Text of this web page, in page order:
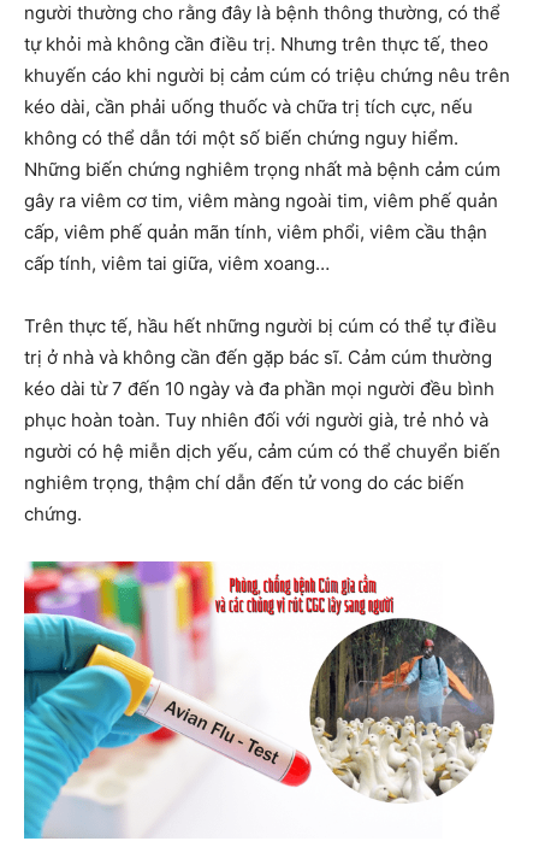
người thường cho rằng đây là bệnh thông thường, có thể
tự khỏi mà không cần điều trị. Nhưng trên thực tế, theo
khuyến cáo khi người bị cảm cúm có triệu chứng nêu trên
kéo dài, cần phải uống thuốc và chữa trị tích cực, nếu
không có thể dẫn tới một số biến chứng nguy hiểm.
Những biến chứng nghiêm trọng nhất mà bệnh cảm cúm
gây ra viêm cơ tim, viêm màng ngoài tim, viêm phế quản
cấp, viêm phế quản mãn tính, viêm phổi, viêm cầu thận
cấp tính, viêm tai giữa, viêm xoang…
Trên thực tế, hầu hết những người bị cúm có thể tự điều
trị ở nhà và không cần đến gặp bác sĩ. Cảm cúm thường
kéo dài từ 7 đến 10 ngày và đa phần mọi người đều bình
phục hoàn toàn. Tuy nhiên đối với người già, trẻ nhỏ và
người có hệ miễn dịch yếu, cảm cúm có thể chuyển biến
nghiêm trọng, thậm chí dẫn đến tử vong do các biến
chứng.